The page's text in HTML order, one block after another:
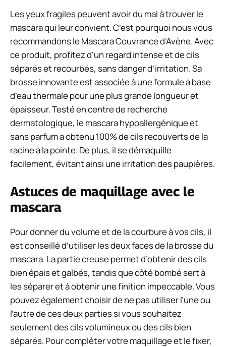
Les yeux fragiles peuvent avoir du mal à trouver le
mascara qui leur convient. C’est pourquoi nous vous
recommandons le Mascara Couvrance d’Avène. Avec
ce produit, profitez d’un regard intense et de cils
séparés et recourbés, sans danger d’irritation. Sa
brosse innovante est associée à une formule à base
d’eau thermale pour une plus grande longueur et
épaisseur. Testé en centre de recherche
dermatologique, le mascara hypoallergénique et
sans parfum a obtenu 100% de cils recouverts de la
racine à la pointe. De plus, il se démaquille
facilement, évitant ainsi une irritation des paupières.
Astuces de maquillage avec le
mascara
Pour donner du volume et de la courbure à vos cils, il
est conseillé d’utiliser les deux faces de la brosse du
mascara. La partie creuse permet d’obtenir des cils
bien épais et galbés, tandis que côté bombé sert à
les séparer et à obtenir une finition impeccable. Vous
pouvez également choisir de ne pas utiliser l’une ou
l’autre de ces deux parties si vous souhaitez
seulement des cils volumineux ou des cils bien
séparés. Pour compléter votre maquillage et le fixer,